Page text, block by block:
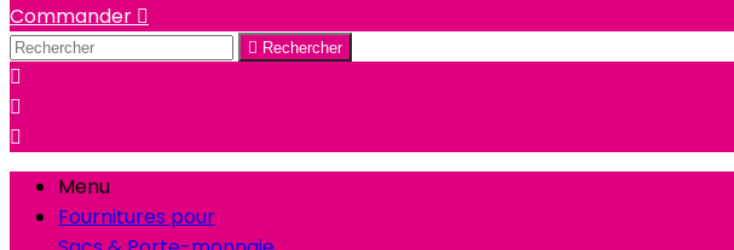
Commander 
 Rechercher



Menu
Fournitures pour